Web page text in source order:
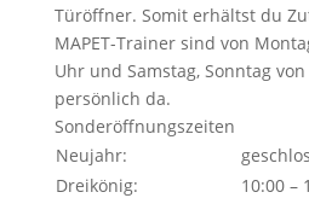
Türöffner. Somit erhältst du
MAPET-Trainer sind von
Uhr und Samstag, Sonntag
persönlich da.
Sonderöffnungszeiten
Neujahr:
Dreikönig:
10:00 –